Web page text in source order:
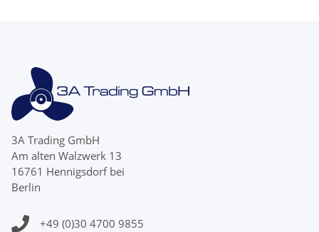
3A Trading GmbH
Am alten Walzwerk 13
16761 Hennigsdorf bei
Berlin
+49 (0)30 4700 9855